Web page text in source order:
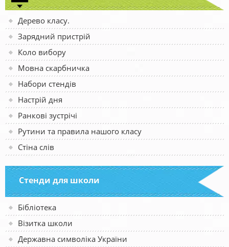
Дерево класу.
Зарядний пристрій
Коло вибору
Мовна скарбничка
Набори стендів
Настрій дня
Ранкові зустрічі
Рутини та правила нашого класу
Стіна слів
Стенди для школи
Бібліотека
Візитка школи
Державна символіка України